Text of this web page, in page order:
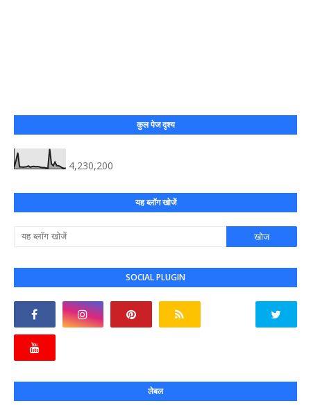
कुल पेज दृश्य
4,230,200
यह ब्लॉग खोजें
SOCIAL PLUGIN
लेबल